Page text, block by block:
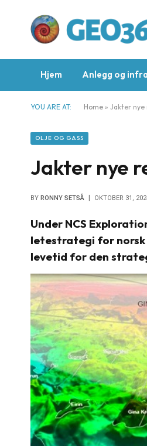
Hjem Anlegg og
YOU ARE AT: Home » Jakter nye
OLJE OG GASS
Jakter nye
BY RONNY SETSÅ OKTOBER 31,
Under NCS
letestrategi for norsk
levetid for den